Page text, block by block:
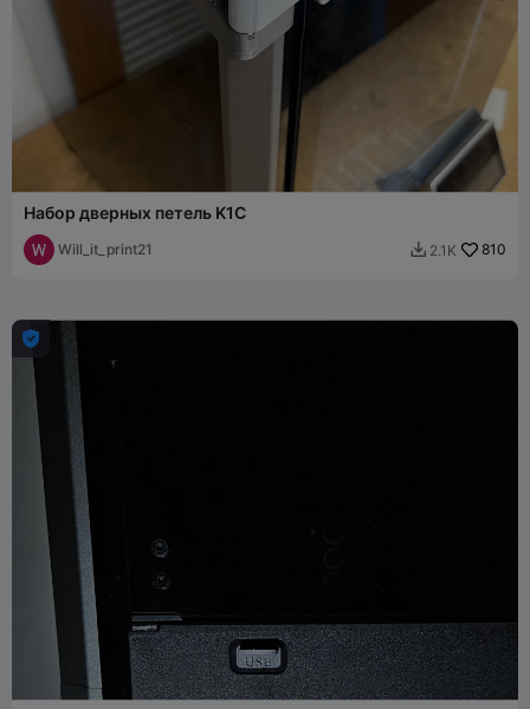
Набор дверных петель K1C
Will_it_print21  2.1K 810
